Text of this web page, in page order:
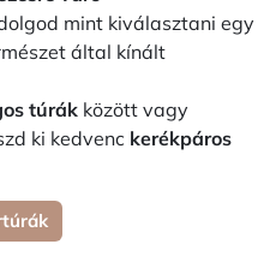
mint kiválasztani egy
által kínált
túrák között vagy
ki kedvenc kerékpáros